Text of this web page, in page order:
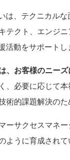
は、テクニカル
テクト、エンジ
動をサポートし
、お客様のニー
、必要に応じて
術的課題解決のた
ーサクセスマネ
ように育成されて